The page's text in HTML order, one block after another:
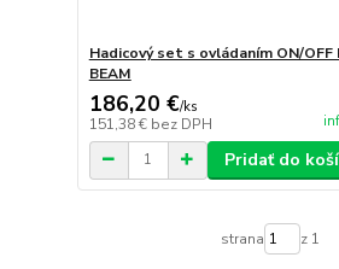
Hadicový set s ovládaním ON/
BEAM
186,20 €/ks
151,38 € bez DPH
Pridať do
strana z 1